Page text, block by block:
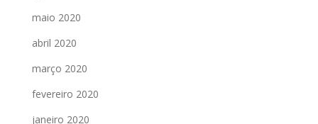
maio 2020
abril 2020
março 2020
fevereiro 2020
janeiro 2020